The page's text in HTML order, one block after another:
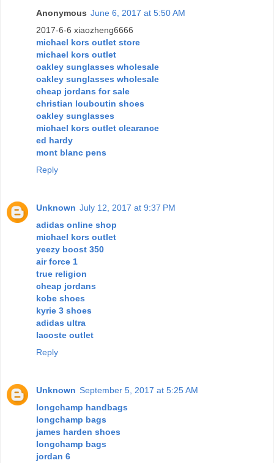
Anonymous June 6, 2017 at 5:50 AM
2017-6-6 xiaozheng6666
michael kors outlet store
michael kors outlet
oakley sunglasses wholesale
oakley sunglasses wholesale
cheap jordans for sale
christian louboutin shoes
oakley sunglasses
michael kors outlet clearance
ed hardy
mont blanc pens
Reply
Unknown July 12, 2017 at 9:37 PM
adidas online shop
michael kors outlet
yeezy boost 350
air force 1
true religion
cheap jordans
kobe shoes
kyrie 3 shoes
adidas ultra
lacoste outlet
Reply
Unknown September 5, 2017 at 5:25 AM
longchamp handbags
longchamp bags
james harden shoes
longchamp bags
jordan 6